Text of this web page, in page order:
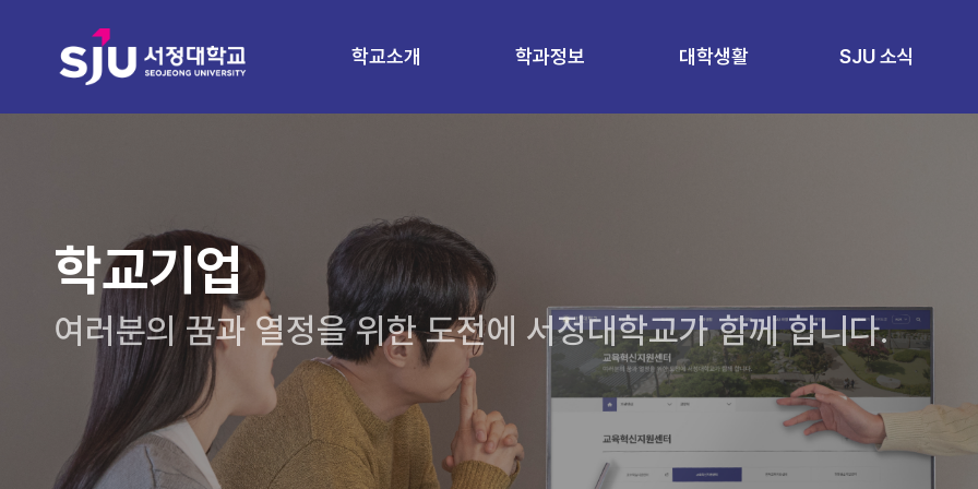
학교소개 학과정보 대학생활 SJU 소식
학교기업
여러분의 꿈과 열정을 위한 도전에 서정대학교가 함께 합니다.